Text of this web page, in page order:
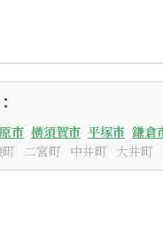
市 横須賀市 平塚市 鎌倉
二宮町 中井町 大井町